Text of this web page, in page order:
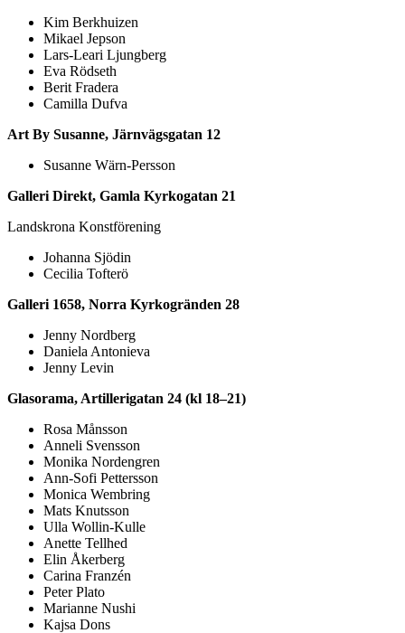
Kim Berkhuizen
Mikael Jepson
Lars-Leari Ljungberg
Eva Rödseth
Berit Fradera
Camilla Dufva
Art By Susanne, Järnvägsgatan 12
Susanne Wärn-Persson
Galleri Direkt, Gamla Kyrkogatan 21
Landskrona Konstförening
Johanna Sjödin
Cecilia Tofterö
Galleri 1658, Norra Kyrkogränden 28
Jenny Nordberg
Daniela Antonieva
Jenny Levin
Glasorama, Artillerigatan 24 (kl 18–21)
Rosa Månsson
Anneli Svensson
Monika Nordengren
Ann-Sofi Pettersson
Monica Wembring
Mats Knutsson
Ulla Wollin-Kulle
Anette Tellhed
Elin Åkerberg
Carina Franzén
Peter Plato
Marianne Nushi
Kajsa Dons